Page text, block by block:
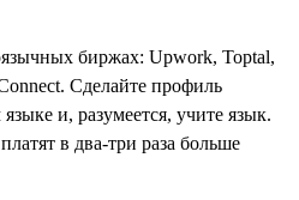
биржах: Upwork, Toptal,
Сделайте профиль
и, разумеется, учите язык.
в два-три раза больше